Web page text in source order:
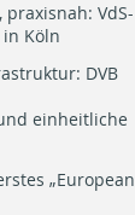
VdS-
in Köln
DVB
einheitliche
„European